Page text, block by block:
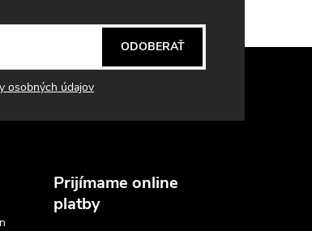
osobných údajov
ODOBERAŤ
Prijímame online
platby